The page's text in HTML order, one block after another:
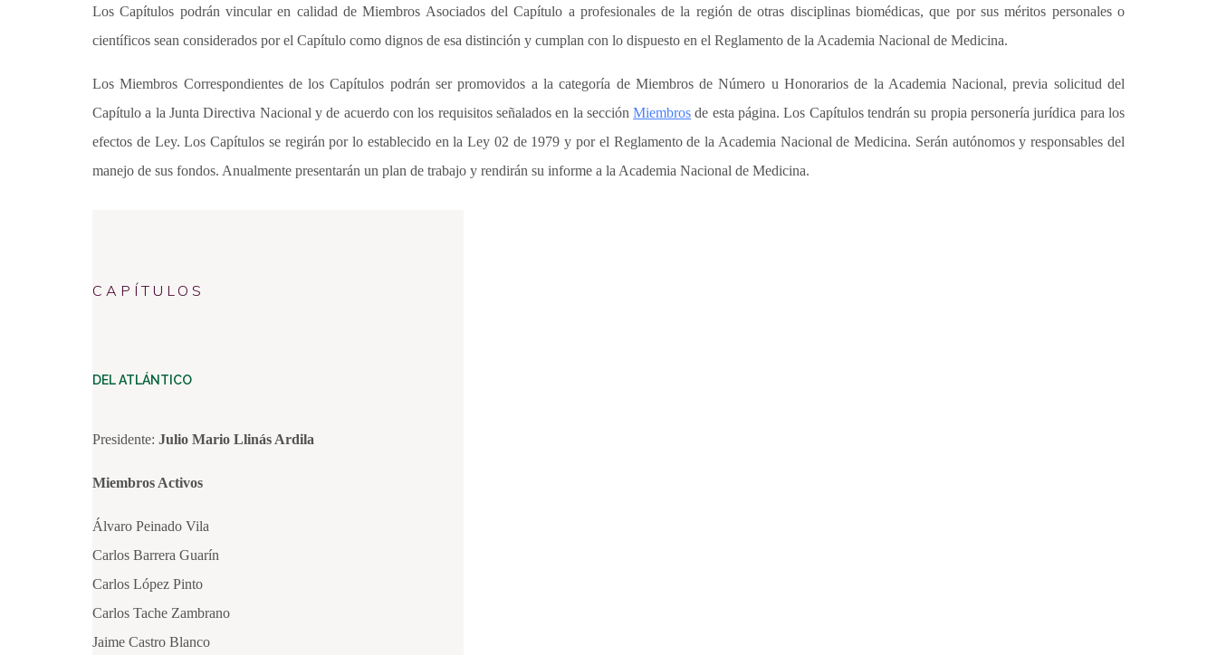
Los Capítulos podrán vincular en calidad de Miembros Asociados del Capítulo a profesionales de la región de otras disciplinas biomédicas, que por sus méritos personales o
científicos sean considerados por el Capítulo como dignos de esa distinción y cumplan con lo dispuesto en el Reglamento de la Academia Nacional de Medicina.
Los Miembros Correspondientes de los Capítulos podrán ser promovidos a la categoría de Miembros de Número u Honorarios de la Academia Nacional, previa solicitud del
Capítulo a la Junta Directiva Nacional y de acuerdo con los requisitos señalados en la secciónMiembros de esta página. Los Capítulos tendrán su propia personería jurídica para los
efectos de Ley. Los Capítulos se regirán por lo establecido en la Ley 02 de 1979 y por el Reglamento de la Academia Nacional de Medicina. Serán autónomos y responsables del
manejo de sus fondos. Anualmente presentarán un plan de trabajo y rendirán su informe a la Academia Nacional de Medicina.
CAPÍTULOS
DEL ATLÁNTICO
Presidente: Julio Mario Llinás Ardila
Miembros Activos
Álvaro Peinado Vila
Carlos Barrera Guarín
Carlos López Pinto
Carlos Tache Zambrano
Jaime Castro Blanco